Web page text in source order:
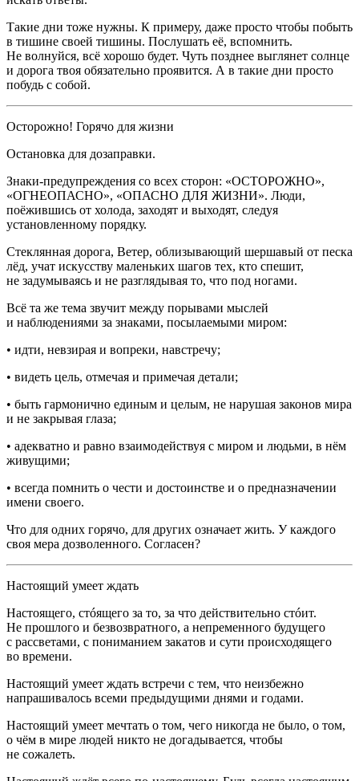
Такие дни тоже нужны. К примеру, даже просто чтобы побыть
в тишине своей тишины. Послушать её, вспомнить.
Не волнуйся, всё хорошо будет. Чуть позднее выглянет солнце
и дорога твоя обязательно проявится. А в такие дни просто
побудь с собой.
Осторожно! Горячо для жизни
Остановка для дозаправки.
Знаки-предупреждения со всех сторон: «ОСТОРОЖНО»,
«ОГНЕОПАСНО», «ОПАСНО ДЛЯ ЖИЗНИ». Люди,
поёжившись от холода, заходят и выходят, следуя
установленному порядку.
Стеклянная дорога, Ветер, облизывающий шершавый от песка
лёд, учат искусству маленьких шагов тех, кто спешит,
не задумываясь и не разглядывая то, что под ногами.
Всё та же тема звучит между порывами мыслей
и наблюдениями за знаками, посылаемыми миром:
• идти, невзирая и вопреки, навстречу;
• видеть цель, отмечая и примечая детали;
• быть гармонично единым и целым, не нарушая законов мира
и не закрывая глаза;
• адекватно и равно взаимодействуя с миром и людьми, в нём
живущими;
• всегда помнить о чести и достоинстве и о предназначении
имени своего.
Что для одних горячо, для других означает жить. У каждого
своя мера дозволенного. Согласен?
Настоящий умеет ждать
Настоящего, стóящего за то, за что действительно стóит.
Не прошлого и безвозвратного, а непременного будущего
с рассветами, с пониманием закатов и сути происходящего
во времени.
Настоящий умеет ждать встречи с тем, что неизбежно
напрашивалось всеми предыдущими днями и годами.
Настоящий умеет мечтать о том, чего никогда не было, о том,
о чём в мире людей никто не догадывается, чтобы
не сожалеть.